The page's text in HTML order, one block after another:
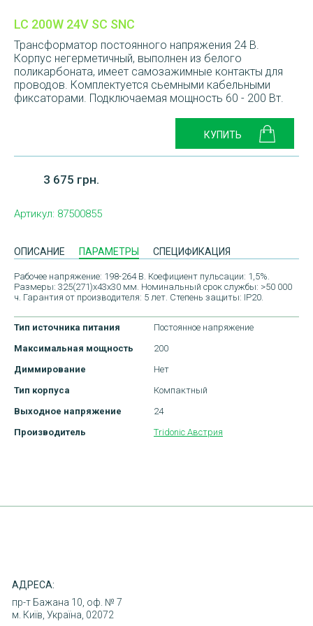
LC 200W 24V SC SNC
Трансформатор постоянного напряжения 24 В.
Корпус негерметичный, выполнен из белого
поликарбоната, имеет самозажимные контакты для
проводов. Комплектуется сьемными кабельными
фиксаторами. Подключаемая мощность 60 - 200 Вт.
3 675 грн.
Артикул: 87500855
ОПИСАНИЕ ПАРАМЕТРЫ СПЕЦИФИКАЦИЯ
Рабочее напряжение: 198-264 В. Коефициент пульсации: 1,5%.
Размеры: 325(271)x43x30 мм. Номинальный срок службы: >50 000
ч. Гарантия от производителя: 5 лет. Степень защиты: IP20.
Тип источника питания
Постоянное напряжение
Максимальная мощность
200
Диммирование
Нет
Тип корпуса
Компактный
Выходное напряжение
24
Производитель
Tridonic Австрия
ОПЛАТА
АДРЕСА:
пр-т Бажана 10, оф. № 7
м. Київ, Україна, 02072